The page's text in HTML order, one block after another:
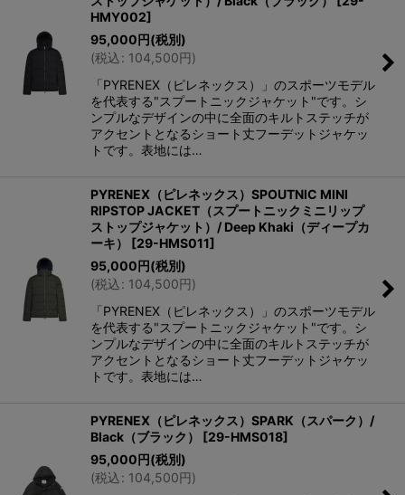
HMY002]
95,000円(税別)
(税込: 104,500円)
「PYRENEX（ピレネックス）」のスポーツモデル
を代表する"スプートニックジャケット"です。シ
ンプルなデザインの中に全面のキルトステッチが
アクセントとなるショート丈フーデットジャケッ
トです。表地には…
PYRENEX（ピレネックス）SPOUTNIC MINI
RIPSTOP JACKET（スプートニックミニリップ
ストップジャケット）/ Deep Khaki（ディープカ
ーキ）
[29-HMS011]
95,000円(税別)
(税込: 104,500円)
「PYRENEX（ピレネックス）」のスポーツモデル
を代表する"スプートニックジャケット"です。シ
ンプルなデザインの中に全面のキルトステッチが
アクセントとなるショート丈フーデットジャケッ
トです。表地には…
PYRENEX（ピレネックス）SPARK（スパーク）/
Black（ブラック）
[29-HMS018]
95,000円(税別)
(税込: 104,500円)